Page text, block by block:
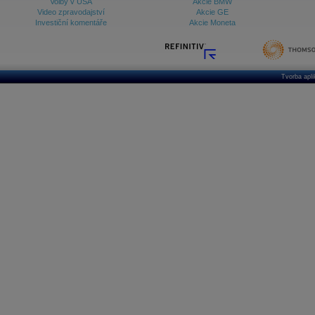
Video zpravodajství
Investiční komentáře
Akcie GE
Akcie Moneta
Tvorba